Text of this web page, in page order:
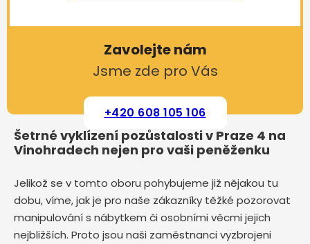
Zavolejte nám
Jsme zde pro Vás
+420 608 105 106
Šetrné vyklízení pozůstalosti v Praze 4 na
Vinohradech nejen pro vaši peněženku
Jelikož se v tomto oboru pohybujeme již nějakou tu
dobu, víme, jak je pro naše zákazníky těžké pozorovat
manipulování s nábytkem či osobními věcmi jejich
nejbližších. Proto jsou naši zaměstnanci vyzbrojeni